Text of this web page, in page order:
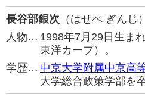
長谷部銀次 （はせべ ぎんじ）
人物… 1998年7月29日生ま
東洋カープ）。
学歴… 中京大学附属中京高
大学総合政策学部を